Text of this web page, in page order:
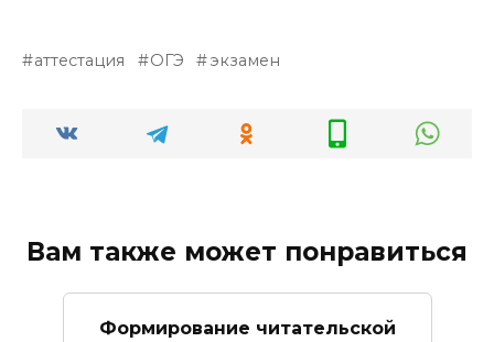
аттестация ОГЭ экзамен
Вам также может понравиться
Формирование читательской